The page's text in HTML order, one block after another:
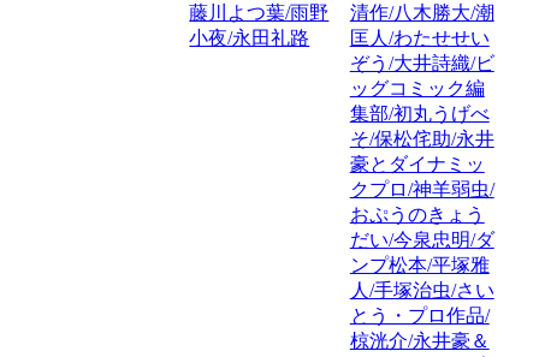
藤川よつ葉/雨野
小夜/永田礼路
清作/八木勝大/潮
匡人/わたせせい
ぞう/大井詩織/ビ
ッグコミック編
集部/初丸うげべ
そ/保松侘助/永井
豪とダイナミッ
クプロ/神羊弱虫/
おぷうのきょう
だい/今泉忠明/ダ
ンプ松本/平塚雅
人/手塚治虫/さい
とう・プロ作品/
椋洸介/永井豪＆